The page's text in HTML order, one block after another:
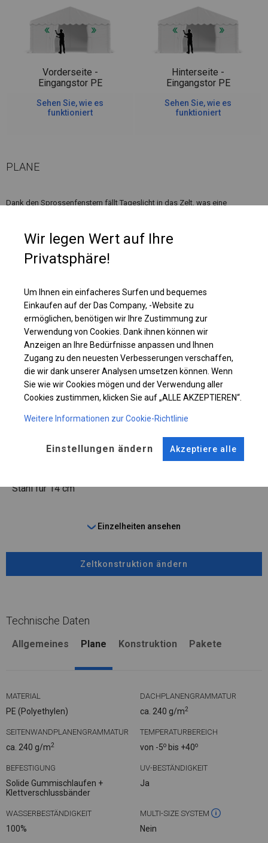
Vorderseite -
Eingangstor PE
Sehen Sie, wie es
funktioniert
Hinterseite -
Eingangstor PE
Sehen Sie, wie es
funktioniert
PLANE
Dank den Sprossenfenstern fällt Tageslicht in das Zelt, was eine
Einzelheiten ansehen
Plane ändern
KONSTRUKTION
WINTER
Stahl ca.fi 50 mm Stahl ca.fi 54 mm
Stahlfür 14 cm
Einzelheiten ansehen
Zeltkonstruktion ändern
Technische Daten
Allgemeines Plane Konstruktion Pakete
MATERIAL
PE (Polyethylen)
DACHPLANENGRAMMATUR
ca. 240 g/m2
SEITENWANDPLANENGRAMMATUR
ca. 240 g/m2
TEMPERATURBEREICH
von -5o bis +40o
BEFESTIGUNG
Solide Gummischlaufen +
Klettverschlussbänder
UV-BESTÄNDIGKEIT
Ja
WASSERBESTÄNDIGKEIT
100%
MULTI-SIZE SYSTEM
Nein
Wir legen Wert auf Ihre
Privatsphäre!
Um Ihnen ein einfacheres Surfen und bequemes
Einkaufen auf der Das Company, -Website zu
ermöglichen, benötigen wir Ihre Zustimmung zur
Verwendung von Cookies. Dank ihnen können wir
Anzeigen an Ihre Bedürfnisse anpassen und Ihnen
Zugang zu den neuesten Verbesserungen verschaffen,
die wir dank unserer Analysen umsetzen können. Wenn
Sie wie wir Cookies mögen und der Verwendung aller
Cookies zustimmen, klicken Sie auf „ALLE AKZEPTIEREN“.
Weitere Informationen zur Cookie-Richtlinie
Einstellungen ändern Akzeptiere alle